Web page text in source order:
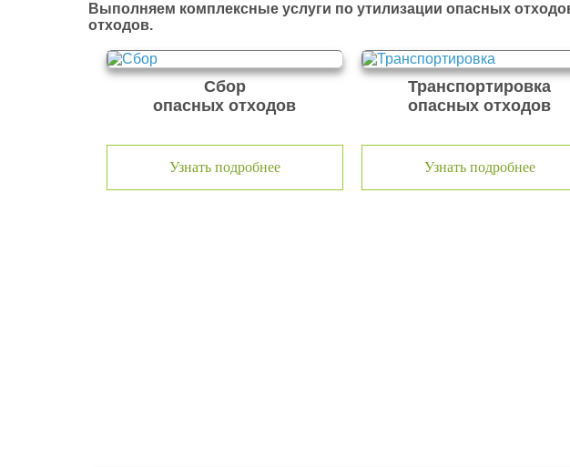
Выполняем комплексные услуги по утилизации опасных
отходов.
Сбор
опасных отходов
Узнать подробнее
Транспортировка
опасных отходов
Узнать подробнее